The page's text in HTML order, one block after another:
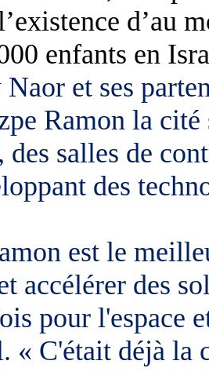
d’au
enfants en
Naor et ses
Ramon la cité
des salles de
des
est le
accélérer des
pour l'espace
« C'était déjà la